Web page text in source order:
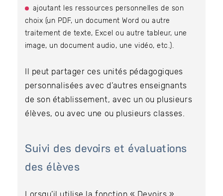
ajoutant les ressources personnelles de son
choix (un PDF, un document Word ou autre
traitement de texte, Excel ou autre tableur, une
image, un document audio, une vidéo, etc.).
Il peut partager ces unités pédagogiques
personnalisées avec d’autres enseignants
de son établissement, avec un ou plusieurs
élèves, ou avec une ou plusieurs classes.
Suivi des devoirs et évaluations
des élèves
Lorsqu’il utilise la fonction « Devoirs »,